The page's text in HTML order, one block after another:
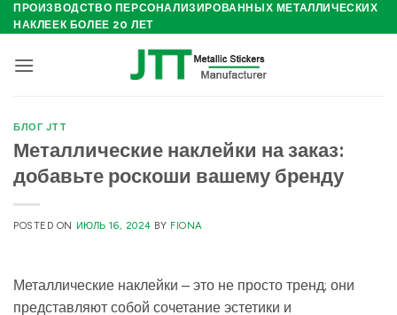
Skip
to
ПРОИЗВОДСТВО ПЕРСОНАЛИЗИРОВАННЫХ МЕТАЛЛИЧЕСКИХ
НАКЛЕЕК БОЛЕЕ 20 ЛЕТ
БЛОГ JTT
Металлические наклейки на заказ:
добавьте роскоши вашему бренду
POSTED ON ИЮЛЬ 16, 2024 BY FIONA
Металлические наклейки – это не просто тренд; они
представляют собой сочетание эстетики и